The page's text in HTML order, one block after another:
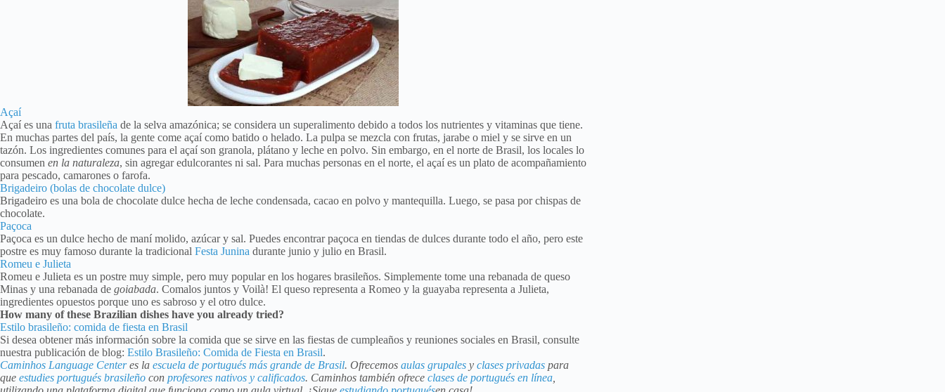
Açaí
Açaí es una fruta brasileña de la selva amazónica; se considera un superalimento debido a todos los nutrientes y vitaminas que tiene.
En muchas partes del país, la gente come açaí como batido o helado. La pulpa se mezcla con frutas, jarabe o miel y se sirve en un
tazón. Los ingredientes comunes para el açaí son granola, plátano y leche en polvo. Sin embargo, en el norte de Brasil, los locales lo
consumen en la naturaleza, sin agregar edulcorantes ni sal. Para muchas personas en el norte, el açaí es un plato de acompañamiento
para pescado, camarones o farofa.
Brigadeiro (bolas de chocolate dulce)
Brigadeiro es una bola de chocolate dulce hecha de leche condensada, cacao en polvo y mantequilla. Luego, se pasa por chispas de
chocolate.
Paçoca
Paçoca es un dulce hecho de maní molido, azúcar y sal. Puedes encontrar paçoca en tiendas de dulces durante todo el año, pero este
postre es muy famoso durante la tradicional Festa Junina durante junio y julio en Brasil.
Romeu e Julieta
Romeu e Julieta es un postre muy simple, pero muy popular en los hogares brasileños. Simplemente tome una rebanada de queso
Minas y una rebanada de goiabada. Comalos juntos y Voilà! El queso representa a Romeo y la guayaba representa a Julieta,
ingredientes opuestos porque uno es sabroso y el otro dulce.
How many of these Brazilian dishes have you already tried?
Estilo brasileño: comida de fiesta en Brasil
Si desea obtener más información sobre la comida que se sirve en las fiestas de cumpleaños y reuniones sociales en Brasil, consulte
nuestra publicación de blog: Estilo Brasileño: Comida de Fiesta en Brasil.
Caminhos Language Centeres la escuela de portugués más grande de Brasil. Ofrecemos aulas grupales y clases privadas para
que estudies portugués brasileño con profesores nativos y calificados. Caminhos también ofrece clases de portugués en línea